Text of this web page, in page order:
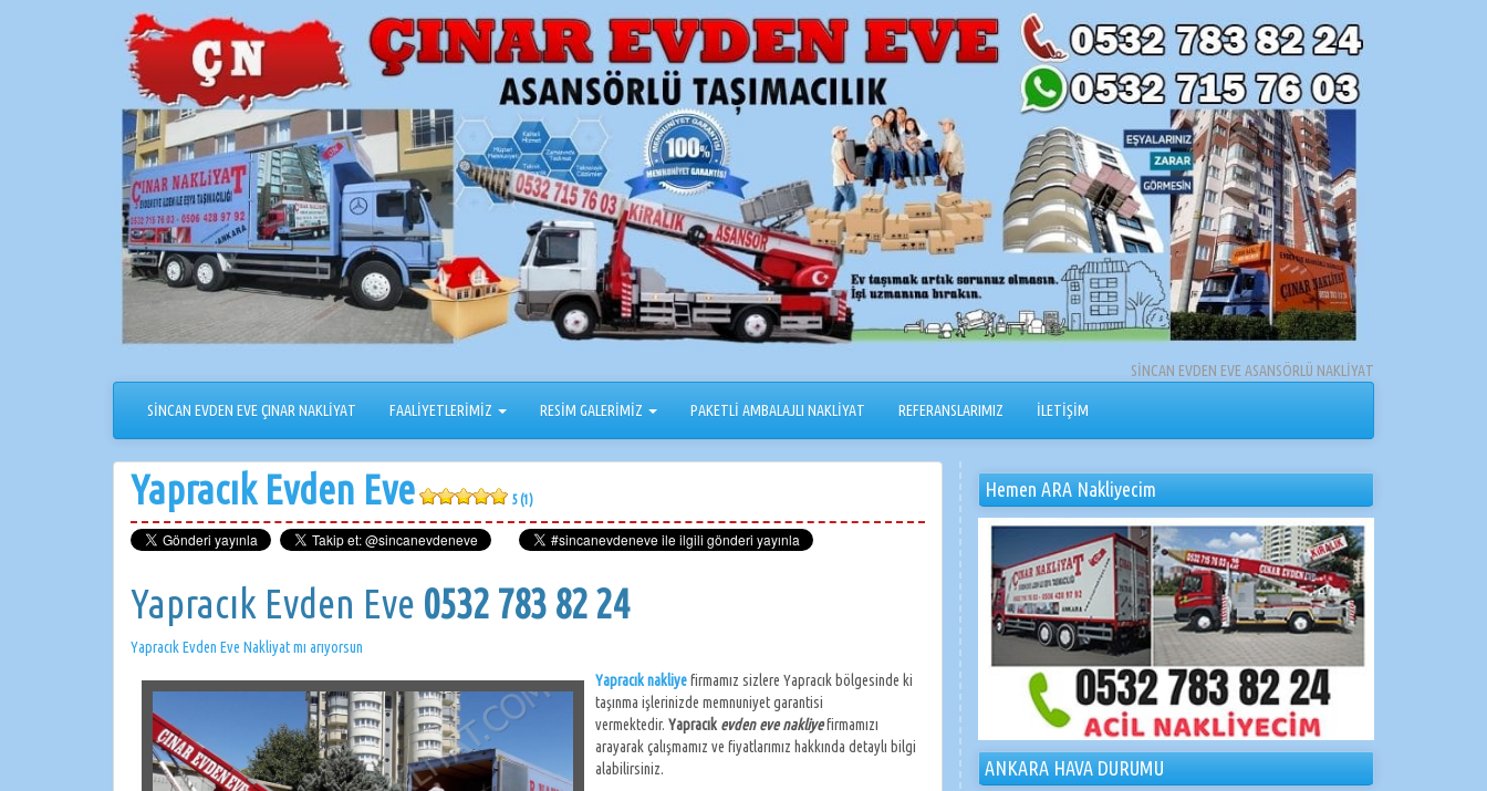
SİNCAN EVDEN EVE ASANSÖRLÜ NAKLİYAT
SİNCAN EVDEN EVE ÇINAR NAKLİYAT FAALİYETLERİMİZ RESİM GALERİMİZ PAKETLİ AMBALAJLI NAKLİYAT REFERANSLARIMIZ İLETİŞİM
Yapracık Evden Eve 5 (1)
Yapracık Evden Eve 0532 783 82 24
Yapracık Evden Eve Nakliyat mı arıyorsun
Yapracık nakliyefirmamız sizlere Yapracık bölgesinde ki
taşınma işlerinizde memnuniyet garantisi
vermektedir. Yapracık evden eve nakliyefirmamızı
arayarak çalışmamız ve fiyatlarımız hakkında detaylı bilgi
alabilirsiniz.
Hemen ARA Nakliyecim
ANKARA HAVA DURUMU